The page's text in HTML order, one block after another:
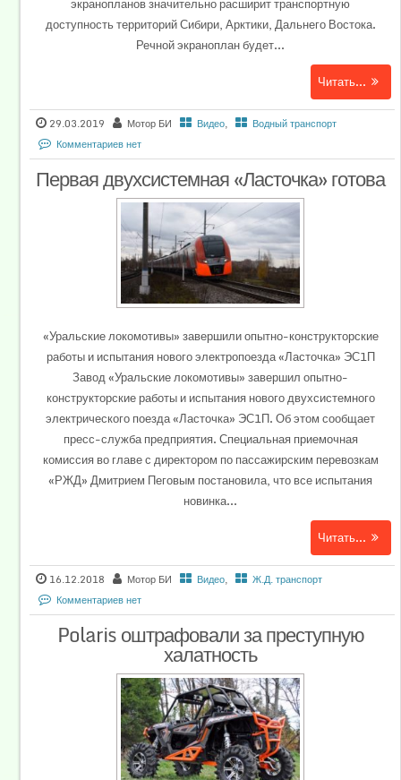
доступность территорий Сибири, Арктики, Дальнего Востока.
Речной экраноплан будет...
Читать...
29.03.2019 Мотор БИ Видео,
Водный транспорт
Комментариев нет
Первая двухсистемная «Ласточка» готова
«Уральские локомотивы» завершили опытно-конструкторские
работы и испытания нового электропоезда «Ласточка» ЭС1П
Завод «Уральские локомотивы» завершил опытно-
конструкторские работы и испытания нового двухсистемного
электрического поезда «Ласточка» ЭС1П. Об этом сообщает
пресс-служба предприятия. Специальная приемочная
комиссия во главе с директором по пассажирским перевозкам
«РЖД» Дмитрием Пеговым постановила, что все испытания
новинка...
Читать...
16.12.2018 Мотор БИ Видео,
Ж.Д. транспорт
Комментариев нет
Polaris оштрафовали за преступную
халатность